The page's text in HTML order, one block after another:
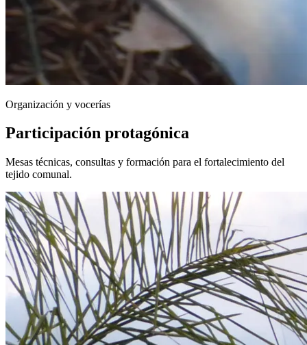
Organización y vocerías
Participación protagónica
Mesas técnicas, consultas y formación para el fortalecimiento del
tejido comunal.